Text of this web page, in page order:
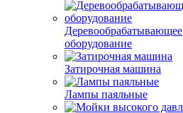
Деревообрабатывающее
оборудование
Затирочная машина
Лампы паяльные